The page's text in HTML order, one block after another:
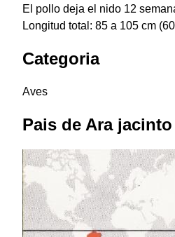
El pollo deja el nido 12
Longitud total: 85 a 105 cm
Categoria
Aves
Pais de Ara jacinto